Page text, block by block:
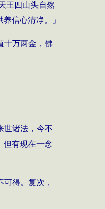
王四山头自然
信心清净。」
十万两金，佛
世诸法，今不
但有现在一念
得。复次，